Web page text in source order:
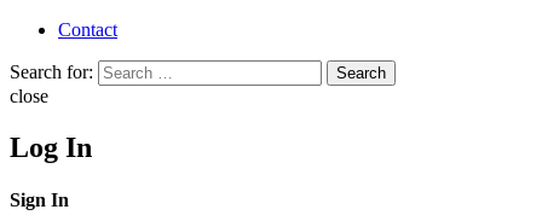
Contact
Search for: Search
close
Log In
Sign In